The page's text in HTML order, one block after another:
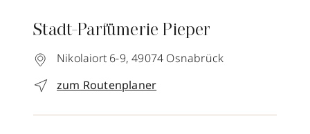
Stadt-Parfümerie Pieper
Nikolaiort 6-9, 49074 Osnabrück
zum Routenplaner